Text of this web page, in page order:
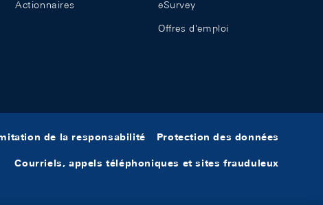
Actionnaires eSurvey
Offres d'emploi
de la responsabilité Protection des données
Courriels, appels téléphoniques et sites frauduleux